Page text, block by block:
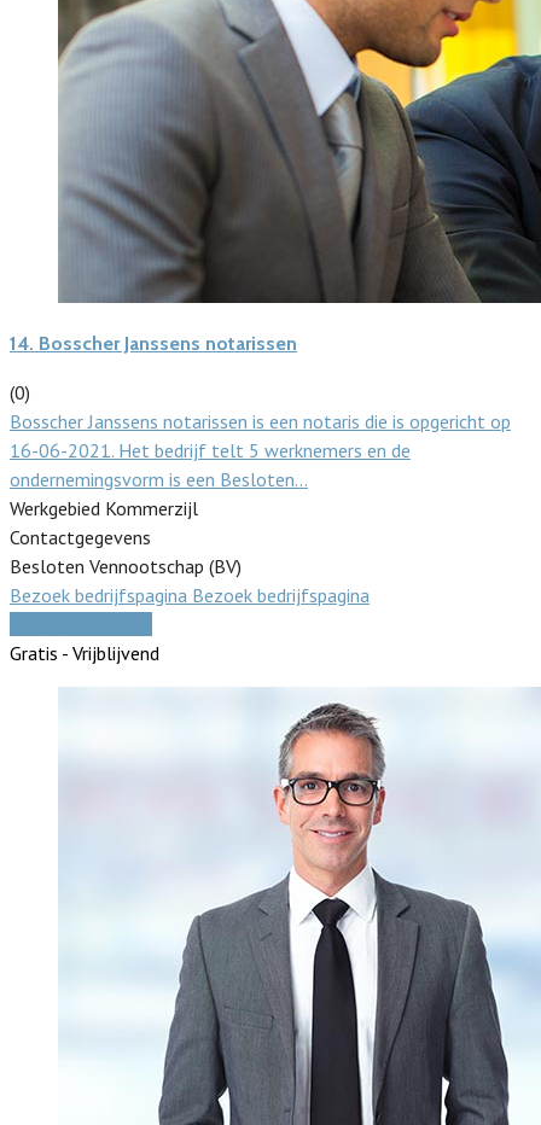
14. Bosscher Janssens notarissen
(0)
Bosscher Janssens notarissen is een notaris die is opgericht op
16-06-2021. Het bedrijf telt 5 werknemers en de
ondernemingsvorm is een Besloten…
Werkgebied Kommerzijl
Contactgegevens
Besloten Vennootschap (BV)
Bezoek bedrijfspagina Bezoek bedrijfspagina
Gratis - Vrijblijvend